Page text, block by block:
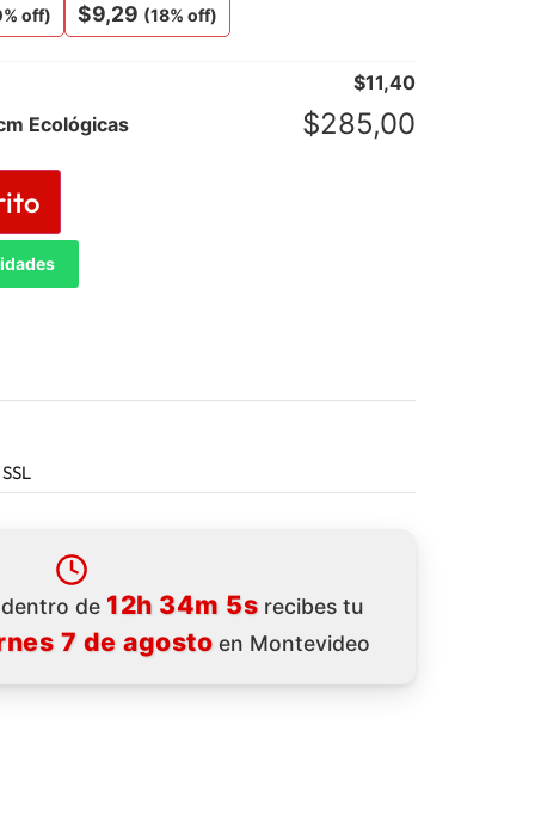
off) $9,29 (18% off)
$11,40
Ecológicas
$285,00
de 12h 34m 2srecibes tu
7 de agosto en Montevideo